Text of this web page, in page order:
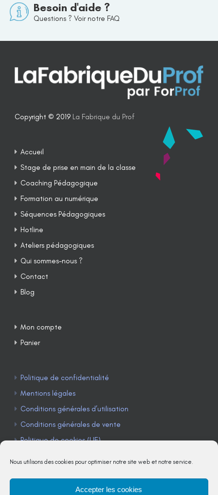
Nous utilisons des cookies pour optimiser notre site web et notre service.
Accepter les cookies
Besoin d'aide ?
Questions ? Voir notre FAQ
Copyright © 2019 La Fabrique du Prof
Accueil
Stage de prise en main de la classe
Coaching Pédagogique
Formation au numérique
Séquences Pédagogiques
Hotline
Ateliers pédagogiques
Qui sommes-nous ?
Contact
Blog
Mon compte
Panier
Politique de confidentialité
Mentions légales
Conditions générales d’utilisation
Conditions générales de vente
Politique de cookies (UE)